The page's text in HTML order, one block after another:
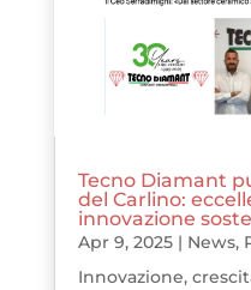
Tecno Diamant
del Carlino:
innovazione
Apr 9, 2025| News,
Innovazione,